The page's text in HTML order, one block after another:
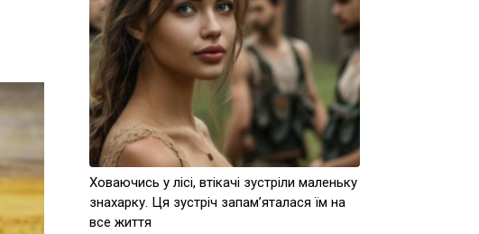
Ховаючись у лісі, втікачі зустріли маленьку
знахарку. Ця зустріч запам’яталася їм на
все життя